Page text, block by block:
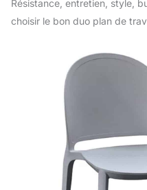
Résistance, entretien, style,
choisir le bon duo plan de